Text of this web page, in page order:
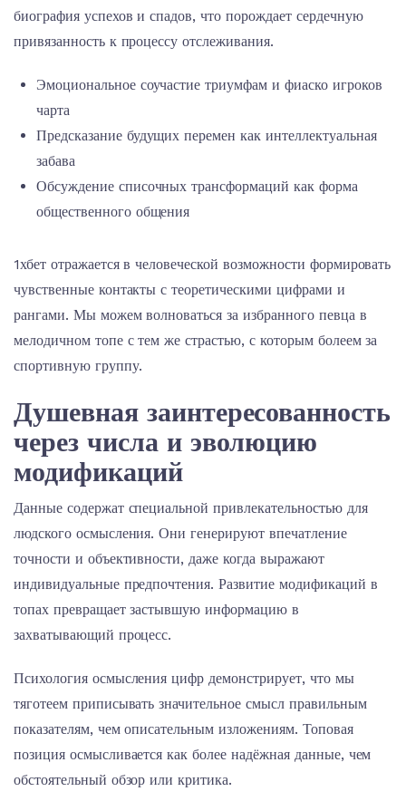
биография успехов и спадов, что порождает сердечную
привязанность к процессу отслеживания.
Эмоциональное соучастие триумфам и фиаско игроков
чарта
Предсказание будущих перемен как интеллектуальная
забава
Обсуждение списочных трансформаций как форма
общественного общения
1хбет отражается в человеческой возможности формировать
чувственные контакты с теоретическими цифрами и
рангами. Мы можем волноваться за избранного певца в
мелодичном топе с тем же страстью, с которым болеем за
спортивную группу.
Душевная заинтересованность
через числа и эволюцию
модификаций
Данные содержат специальной привлекательностью для
людского осмысления. Они генерируют впечатление
точности и объективности, даже когда выражают
индивидуальные предпочтения. Развитие модификаций в
топах превращает застывшую информацию в
захватывающий процесс.
Психология осмысления цифр демонстрирует, что мы
тяготеем приписывать значительное смысл правильным
показателям, чем описательным изложениям. Топовая
позиция осмысливается как более надёжная данные, чем
обстоятельный обзор или критика.